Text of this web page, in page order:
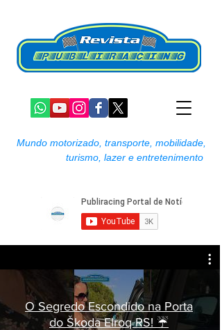
Mundo motorizado, transporte, mobilidade,
turismo, lazer e entretenimento
O Segredo Escondido na Porta
do Škoda Elroq RS! ☔